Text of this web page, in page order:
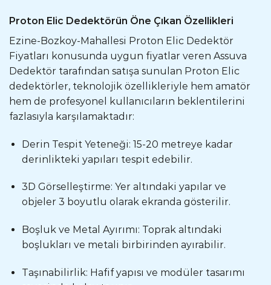
Proton Elic Dedektörün Öne Çıkan Özellikleri
Ezine-Bozkoy-Mahallesi Proton Elic Dedektör
Fiyatları konusunda uygun fiyatlar veren Assuva
Dedektör tarafından satışa sunulan Proton Elic
dedektörler, teknolojik özellikleriyle hem amatör
hem de profesyonel kullanıcıların beklentilerini
fazlasıyla karşılamaktadır:
Derin Tespit Yeteneği: 15-20 metreye kadar
derinlikteki yapıları tespit edebilir.
3D Görselleştirme: Yer altındaki yapılar ve
objeler 3 boyutlu olarak ekranda gösterilir.
Boşluk ve Metal Ayırımı: Toprak altındaki
boşlukları ve metali birbirinden ayırabilir.
Taşınabilirlik: Hafif yapısı ve modüler tasarımı